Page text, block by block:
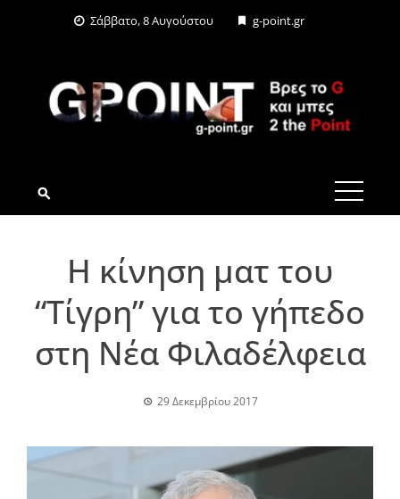
Σάββατο, 8 Αυγούστου g-point.gr
G-POINT.GR
Η κίνηση ματ του
“Τίγρη” για το γήπεδο
στη Νέα Φιλαδέλφεια
29 Δεκεμβρίου 2017